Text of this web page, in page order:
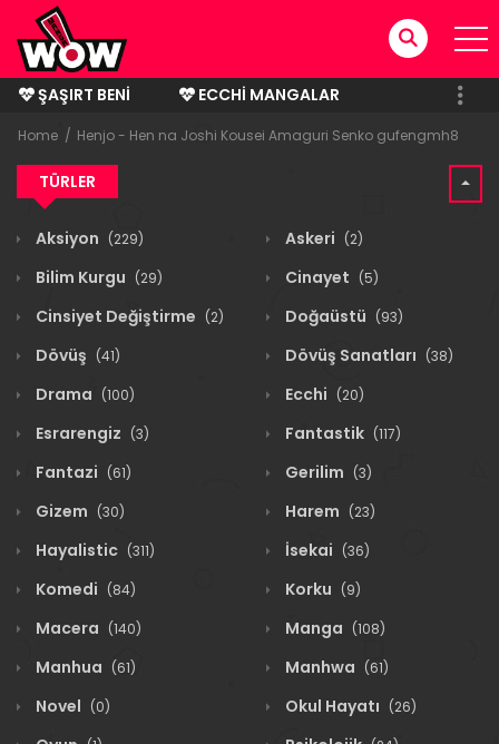
ŞAŞIRT BENI
ECCHI MANGALAR
BITMIŞ MANGALAR
Home Henjo - Hen na Joshi Kousei Amaguri Senko gufengmh8
TÜRLER
Aksiyon (229) Askeri (2)
Bilim Kurgu (29) Cinayet (5)
Cinsiyet Değiştirme (2) Doğaüstü (93)
Dövüş (41) Dövüş Sanatları (38)
Drama (100) Ecchi (20)
Esrarengiz (3) Fantastik (117)
Fantazi (61) Gerilim (3)
Gizem (30) Harem (23)
Hayalistic (311) İsekai (36)
Komedi (84) Korku (9)
Macera (140) Manga (108)
Manhua (61) Manhwa (61)
Novel (0) Okul Hayatı (26)